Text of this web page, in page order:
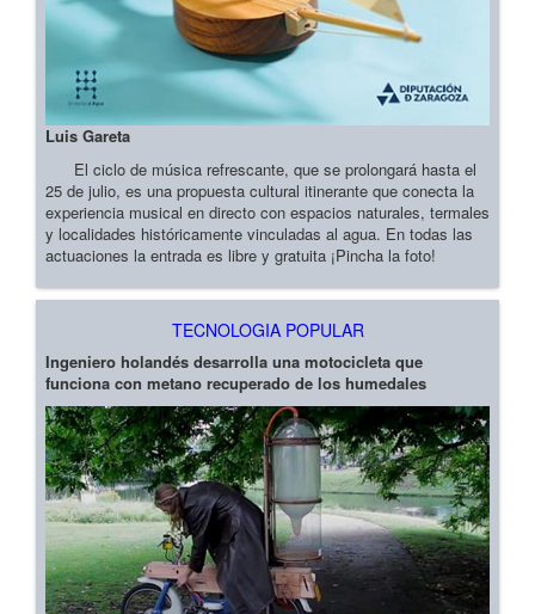
Luis Gareta
El ciclo de música refrescante, que se prolongará hasta el
25 de julio, es una propuesta cultural itinerante que conecta la
experiencia musical en directo con espacios naturales, termales
y localidades históricamente vinculadas al agua. En todas las
actuaciones la entrada es libre y gratuita ¡Pincha la foto!
TECNOLOGIA POPULAR
Ingeniero holandés desarrolla una motocicleta que
funciona con metano recuperado de los humedales